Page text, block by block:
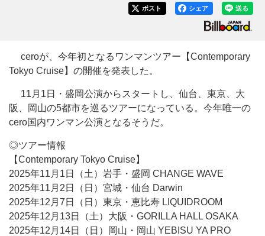
送る
シェア
ポスト
ceroが、今年初となるワンマンツアー【Contemporary
Tokyo Cruise】の開催を発表した。
11月1日・盛岡公演からスタートし、仙台、東京、大
阪、岡山の5都市を巡るツアーになっている。今年唯一の
cero国内ワンマン公演となるそうだ。
◎ツアー情報
【Contemporary Tokyo Cruise】
2025年11月1日（土）岩手・盛岡 CHANGE WAVE
2025年11月2日（日）宮城・仙台 Darwin
2025年12月7日（日）東京・恵比寿 LIQUIDROOM
2025年12月13日（土）大阪・GORILLA HALL OSAKA
2025年12月14日（日）岡山・岡山 YEBISU YA PRO